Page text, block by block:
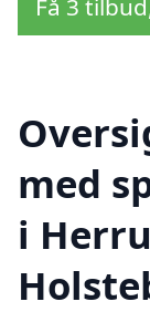
Få 3
med
i